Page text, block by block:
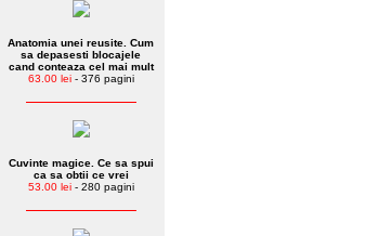
Anatomia unei reusite. Cum
sa depasesti blocajele
cand conteaza cel mai mult
63.00 lei- 376 pagini
Cuvinte magice. Ce sa spui
ca sa obtii ce vrei
53.00 lei- 280 pagini